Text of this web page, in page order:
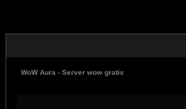
WoW Aura - Server wow gratis